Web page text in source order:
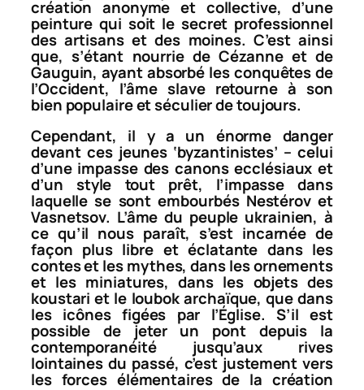
création anonyme et collective, d’une
peinture qui soit le secret professionnel
des artisans et des moines. C’est ainsi
que, s’étant nourrie de Cézanne et de
Gauguin, ayant absorbé les conquêtes de
l’Occident, l’âme slave retourne à son
bien populaire et séculier de toujours.
Cependant, il y a un énorme danger
devant ces jeunes ‘byzantinistes’ – celui
d’une impasse des canons ecclésiaux et
d’un style tout prêt, l’impasse dans
laquelle se sont embourbés Nestérov et
Vasnetsov. L’âme du peuple ukrainien, à
ce qu’il nous paraît, s’est incarnée de
façon plus libre et éclatante dans les
contes et les mythes, dans les ornements
et les miniatures, dans les objets des
koustari et le loubokarchaïque, que dans
les icônes figées par l’Église. S’il est
possible de jeter un pont depuis la
contemporanéité jusqu’aux rives
lointaines du passé, c’est justement vers
les forces élémentaires de la création